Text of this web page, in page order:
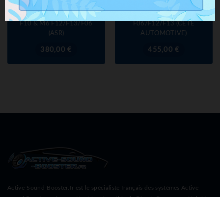
Télécommande Valves
D'échappement BMW M5
F10 & M6 F12/F13/F06
(ASR)
Prix
380,00 €
Module Active Valve Control
Echappement BMW M6
F06/F12/F13 (CETE
AUTOMOTIVE)
Prix
455,00 €
Active-Sound-Booster.fr est le spécialiste français des systèmes Active